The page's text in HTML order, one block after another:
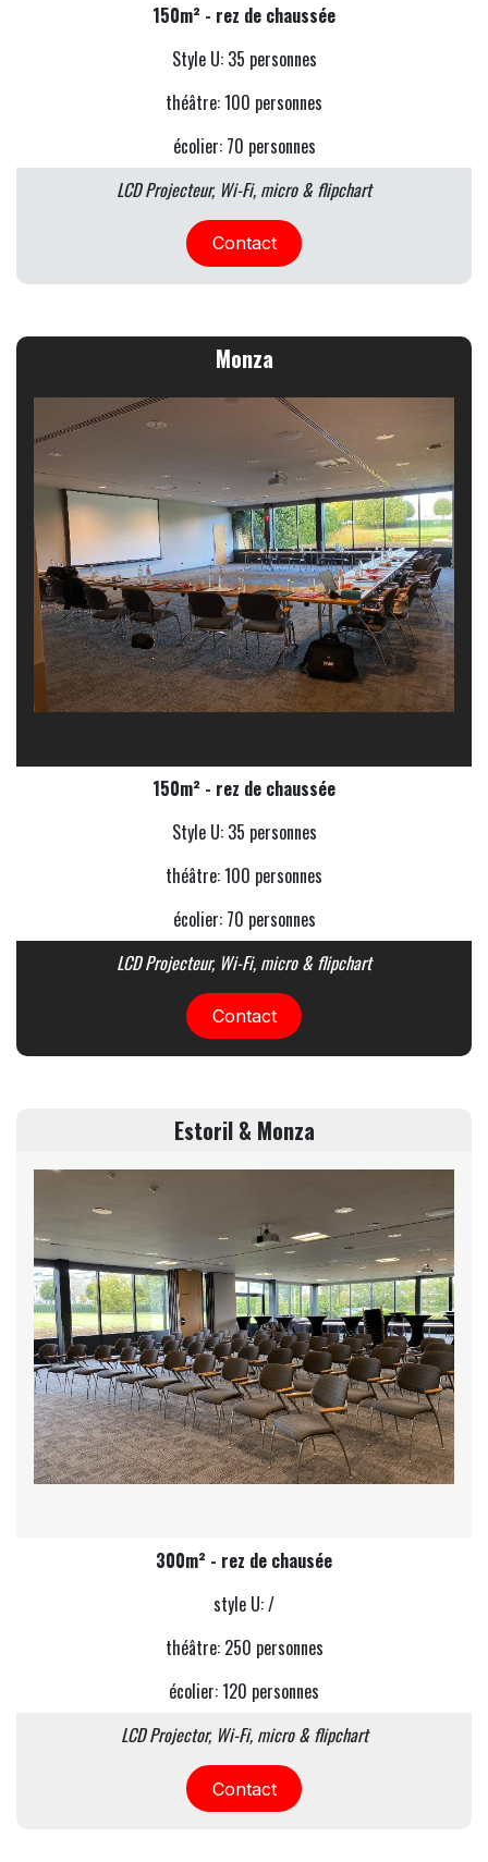
150m² - rez de chaussée
Style U: 35 personnes
théâtre: 100 personnes
écolier: 70 personnes
LCDProjecteur, Wi-Fi, micro & flipchart
Contact
Monza
150m² - rez de chaussée
Style U: 35 personnes
théâtre: 100 personnes
écolier: 70 personnes
LCDProjecteur, Wi-Fi, micro & flipchart
Contact
Estoril & Monza
300m² - rez de chausée
style U: /
théâtre: 250 personnes
écolier: 120 personnes
LCD Projector, Wi-Fi, micro & flipchart
Contact